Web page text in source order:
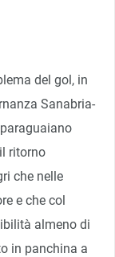
del gol, in
Sanabria-
ritorno
che nelle
e che col
almeno di
in panchina a